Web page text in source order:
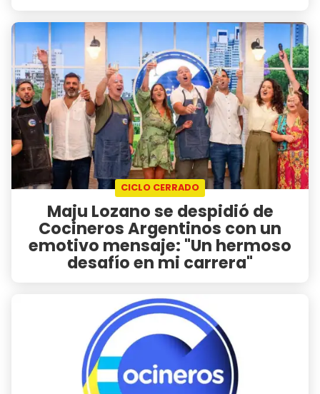
CICLO CERRADO
Maju Lozano se despidió de
Cocineros Argentinos con un
emotivo mensaje: "Un hermoso
desafío en mi carrera"